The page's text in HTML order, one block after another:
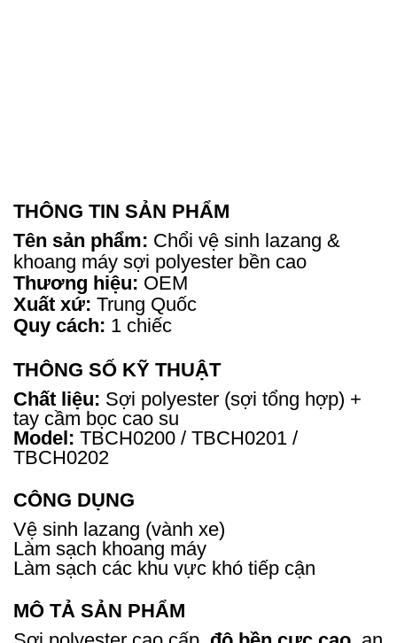
THÔNG TIN SẢN PHẨM
Tên sản phẩm: Chổi vệ sinh lazang &
khoang máy sợi polyester bền cao
Thương hiệu: OEM
Xuất xứ: Trung Quốc
Quy cách: 1 chiếc
THÔNG SỐ KỸ THUẬT
Chất liệu: Sợi polyester (sợi tổng hợp) +
tay cầm bọc cao su
Model: TBCH0200 / TBCH0201 /
TBCH0202
CÔNG DỤNG
Vệ sinh lazang (vành xe)
Làm sạch khoang máy
Làm sạch các khu vực khó tiếp cận
MÔ TẢ SẢN PHẨM